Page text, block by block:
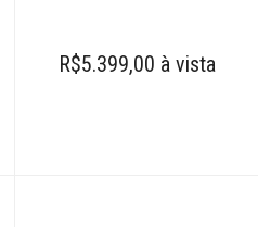
R$5.399,00 à vista